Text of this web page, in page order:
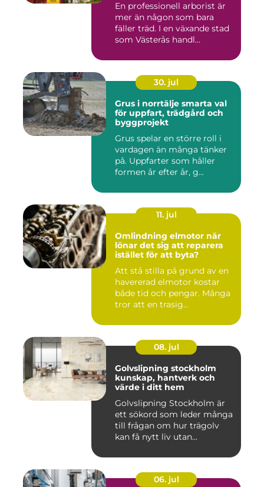
En professionell arborist är
mer än någon som bara
fäller träd. I en växande stad
som Västerås handl...
30. jul
Grus i norrtälje smarta val
för uppfart, trädgård och
byggprojekt
Grus spelar en större roll i
vardagen än många tänker
på. Uppfarter som håller
formen år efter år, g...
11. jul
Omlindning elmotor när
lönar det sig att reparera
istället för att byta?
Att stå stilla på grund av en
havererad elmotor kostar
både tid och pengar. Många
tror att en trasig...
08. jul
Golvslipning stockholm
kunskap, hantverk och
värde i ditt hem
Golvslipning Stockholm är
ett sökord som leder många
till frågan om hur trägolv
kan få nytt liv utan...
06. jul